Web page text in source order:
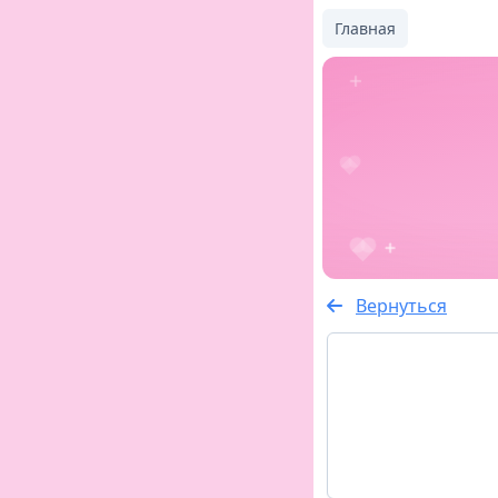
Главная
Вернуться